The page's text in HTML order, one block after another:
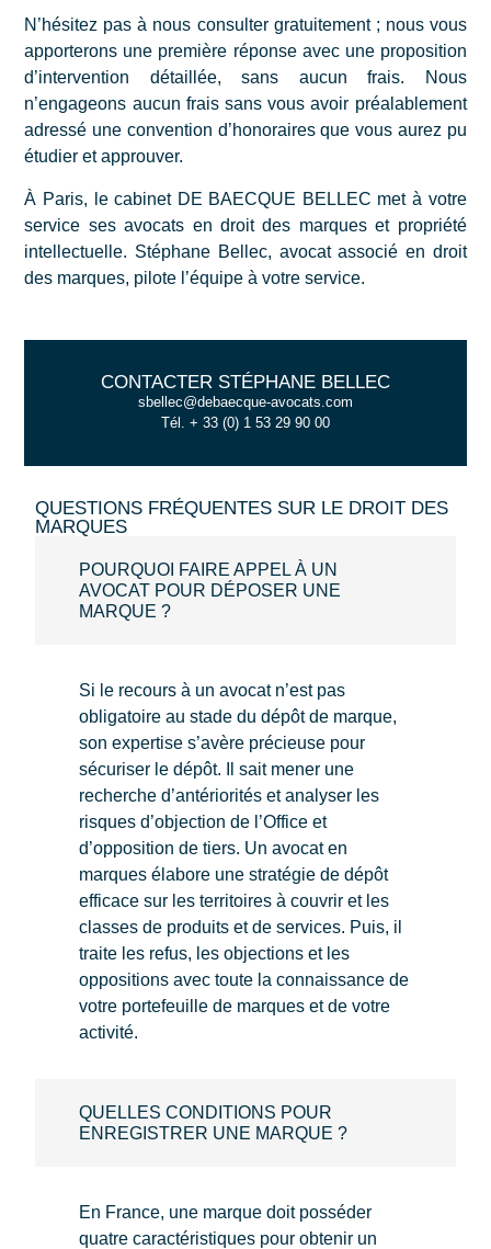
N’hésitez pas à nous consulter gratuitement ; nous vous
apporterons une première réponse avec une proposition
d’intervention détaillée, sans aucun frais. Nous
n’engageons aucun frais sans vous avoir préalablement
adressé une convention d’honoraires que vous aurez pu
étudier et approuver.
À Paris, le cabinet DE BAECQUE BELLEC met à votre
service sesavocats en droit des marqueset propriété
intellectuelle. Stéphane Bellec, avocat associé en droit
des marques, pilote l’équipe à votre service.
CONTACTER STÉPHANE BELLEC
sbellec@debaecque-avocats.com
Tél. + 33 (0) 1 53 29 90 00
QUESTIONS FRÉQUENTES SUR LE DROIT DES
MARQUES
POURQUOI FAIRE APPEL À UN
AVOCAT POUR DÉPOSER UNE
MARQUE ?
Si le recours à un avocat n’est pas
obligatoire au stade du dépôt de marque,
son expertise s’avère précieuse pour
sécuriser le dépôt. Il sait mener une
recherche d’antériorités et analyser les
risques d’objection de l’Office et
d’opposition de tiers. Un avocat en
marques élabore une stratégie de dépôt
efficace sur les territoires à couvrir et les
classes de produits et de services. Puis, il
traite les refus, les objections et les
oppositions avec toute la connaissance de
votre portefeuille de marques et de votre
activité.
QUELLES CONDITIONS POUR
ENREGISTRER UNE MARQUE ?
En France, une marque doit posséder
quatre caractéristiques pour obtenir un